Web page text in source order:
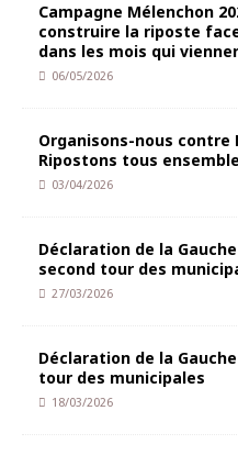
Campagne Mélenchon
construire la riposte
dans les mois qui
06/05/2026
Organisons-nous
Ripostons tous
03/04/2026
Déclaration de la
second tour des
27/03/2026
Déclaration de la
tour des municipales
18/03/2026